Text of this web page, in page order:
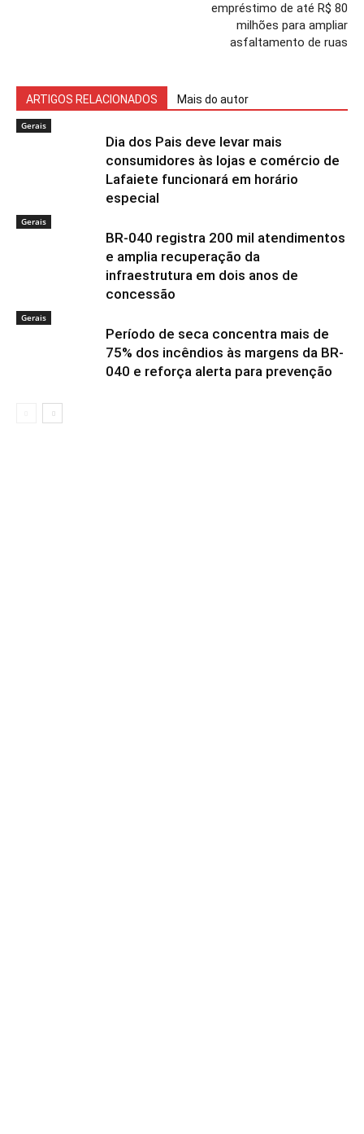
empréstimo de até R$ 80
milhões para ampliar
asfaltamento de ruas
ARTIGOS RELACIONADOS Mais do autor
Gerais
Dia dos Pais deve levar mais
consumidores às lojas e comércio de
Lafaiete funcionará em horário
especial
Gerais
BR-040 registra 200 mil atendimentos
e amplia recuperação da
infraestrutura em dois anos de
concessão
Gerais
Período de seca concentra mais de
75% dos incêndios às margens da BR-
040 e reforça alerta para prevenção